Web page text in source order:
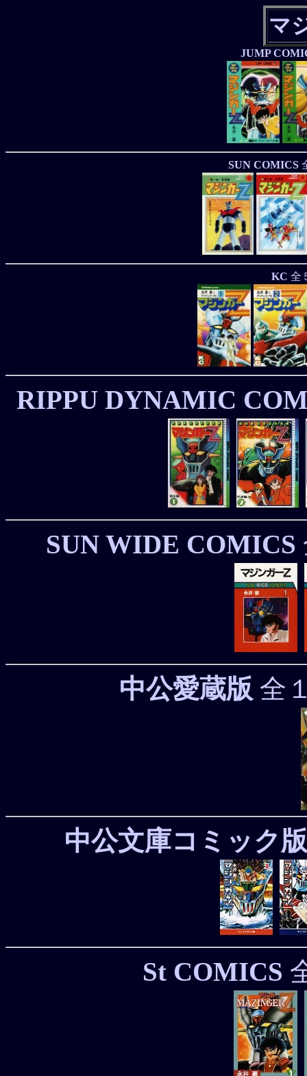
マ
JUMP
SUN COMICS
KC 全
RIPPU DYNAMIC
SUN WIDE COMICS
中公愛蔵版 全
中公文庫コミック版
St COMICS